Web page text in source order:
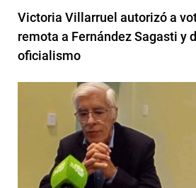
Victoria Villarruel autorizó a
remota a Fernández Sagasti y
oficialismo